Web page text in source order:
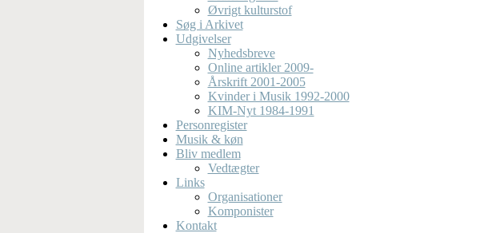
Øvrigt kulturstof
Søg i Arkivet
Udgivelser
Nyhedsbreve
Online artikler 2009-
Årskrift 2001-2005
Kvinder i Musik 1992-2000
KIM-Nyt 1984-1991
Personregister
Musik & køn
Bliv medlem
Vedtægter
Links
Organisationer
Komponister
Kontakt